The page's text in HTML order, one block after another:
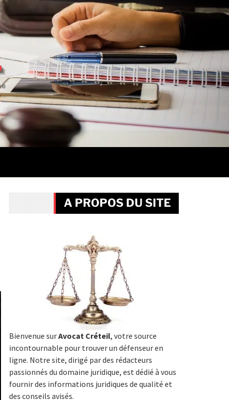
A PROPOS DU SITE
Bienvenue surAvocat Créteil, votre source
incontournable pour trouver un défenseur en
ligne. Notre site, dirigé par des rédacteurs
passionnés du domaine juridique, est dédié à vous
fournir des informations juridiques de qualité et
des conseils avisés.